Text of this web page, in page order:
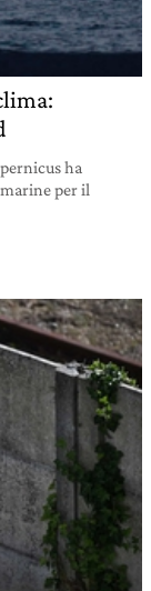
ha
per il